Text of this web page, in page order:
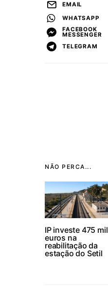
NÃO PERCA...
IP investe 475 mil
euros na
reabilitação da
estação do Setil
EMAIL
WHATSAPP
FACEBOOK
MESSENGER
TELEGRAM